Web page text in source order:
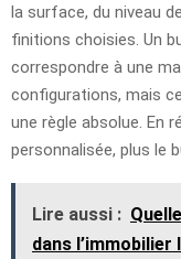
la surface, du niveau
finitions choisies. Un
correspondre à une
configurations, mais
une règle absolue. En
personnalisée, plus le
Lire aussi :
dans l’immobilier